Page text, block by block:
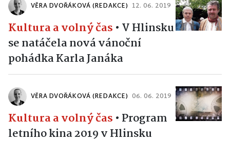
VĚRA DVOŘÁKOVÁ (REDAKCE) 12. 06. 2019
Kultura a volný čas • V Hlinsku
se natáčela nová vánoční
pohádka Karla Janáka
VĚRA DVOŘÁKOVÁ (REDAKCE) 06. 06. 2019
Kultura a volný čas • Program
letního kina 2019 v Hlinsku